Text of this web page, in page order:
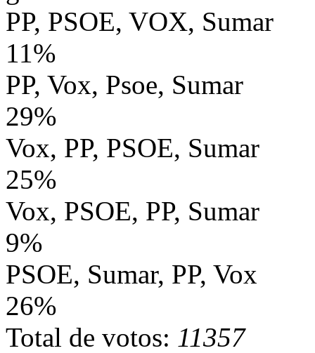
PP, PSOE, VOX, Sumar
11%
PP, Vox, Psoe, Sumar
29%
Vox, PP, PSOE, Sumar
25%
Vox, PSOE, PP, Sumar
9%
PSOE, Sumar, PP, Vox
26%
Total de votos: 11357